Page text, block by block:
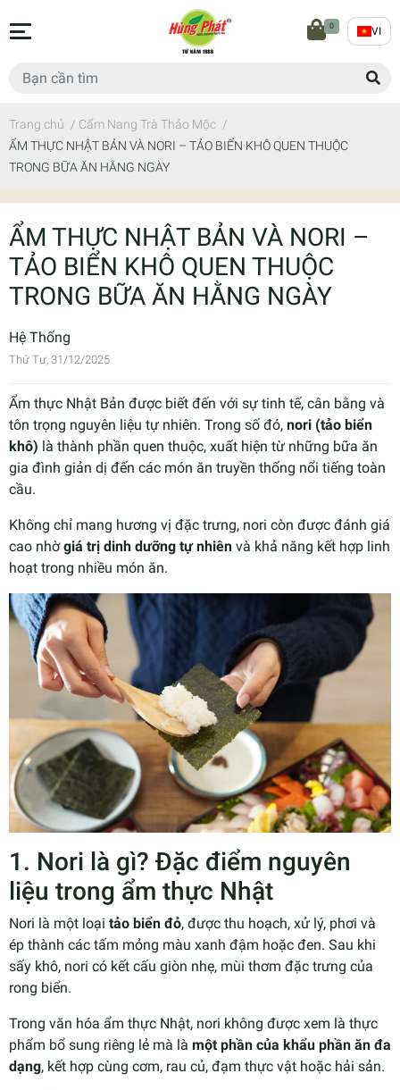
0 VI
Trang chủ / Cẩm Nang Trà Thảo Mộc /
ẨM THỰC NHẬT BẢN VÀ NORI – TẢO BIỂN KHÔ QUEN THUỘC
TRONG BỮA ĂN HẰNG NGÀY
ẨM THỰC NHẬT BẢN VÀ NORI –
TẢO BIỂN KHÔ QUEN THUỘC
TRONG BỮA ĂN HẰNG NGÀY
Hệ Thống
Thứ Tư, 31/12/2025
Ẩm thực Nhật Bản được biết đến với sự tinh tế, cân bằng và
tôn trọng nguyên liệu tự nhiên. Trong số đó, nori (tảo biển
khô) là thành phần quen thuộc, xuất hiện từ những bữa ăn
gia đình giản dị đến các món ăn truyền thống nổi tiếng toàn
cầu.
Không chỉ mang hương vị đặc trưng, nori còn được đánh giá
cao nhờgiá trị dinh dưỡng tự nhiên và khả năng kết hợp linh
hoạt trong nhiều món ăn.
1. Nori là gì? Đặc điểm nguyên
liệu trong ẩm thực Nhật
Nori là một loại tảo biển đỏ, được thu hoạch, xử lý, phơi và
ép thành các tấm mỏng màu xanh đậm hoặc đen. Sau khi
sấy khô, nori có kết cấu giòn nhẹ, mùi thơm đặc trưng của
rong biển.
Trong văn hóa ẩm thực Nhật, nori không được xem là thực
phẩm bổ sung riêng lẻ mà là một phần của khẩu phần ăn đa
dạng, kết hợp cùng cơm, rau củ, đạm thực vật hoặc hải sản.